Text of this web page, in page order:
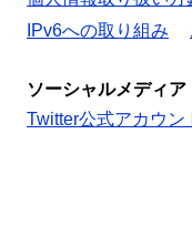
IPv6への取り組み
ソーシャルメディア
Twitter公式アカウン